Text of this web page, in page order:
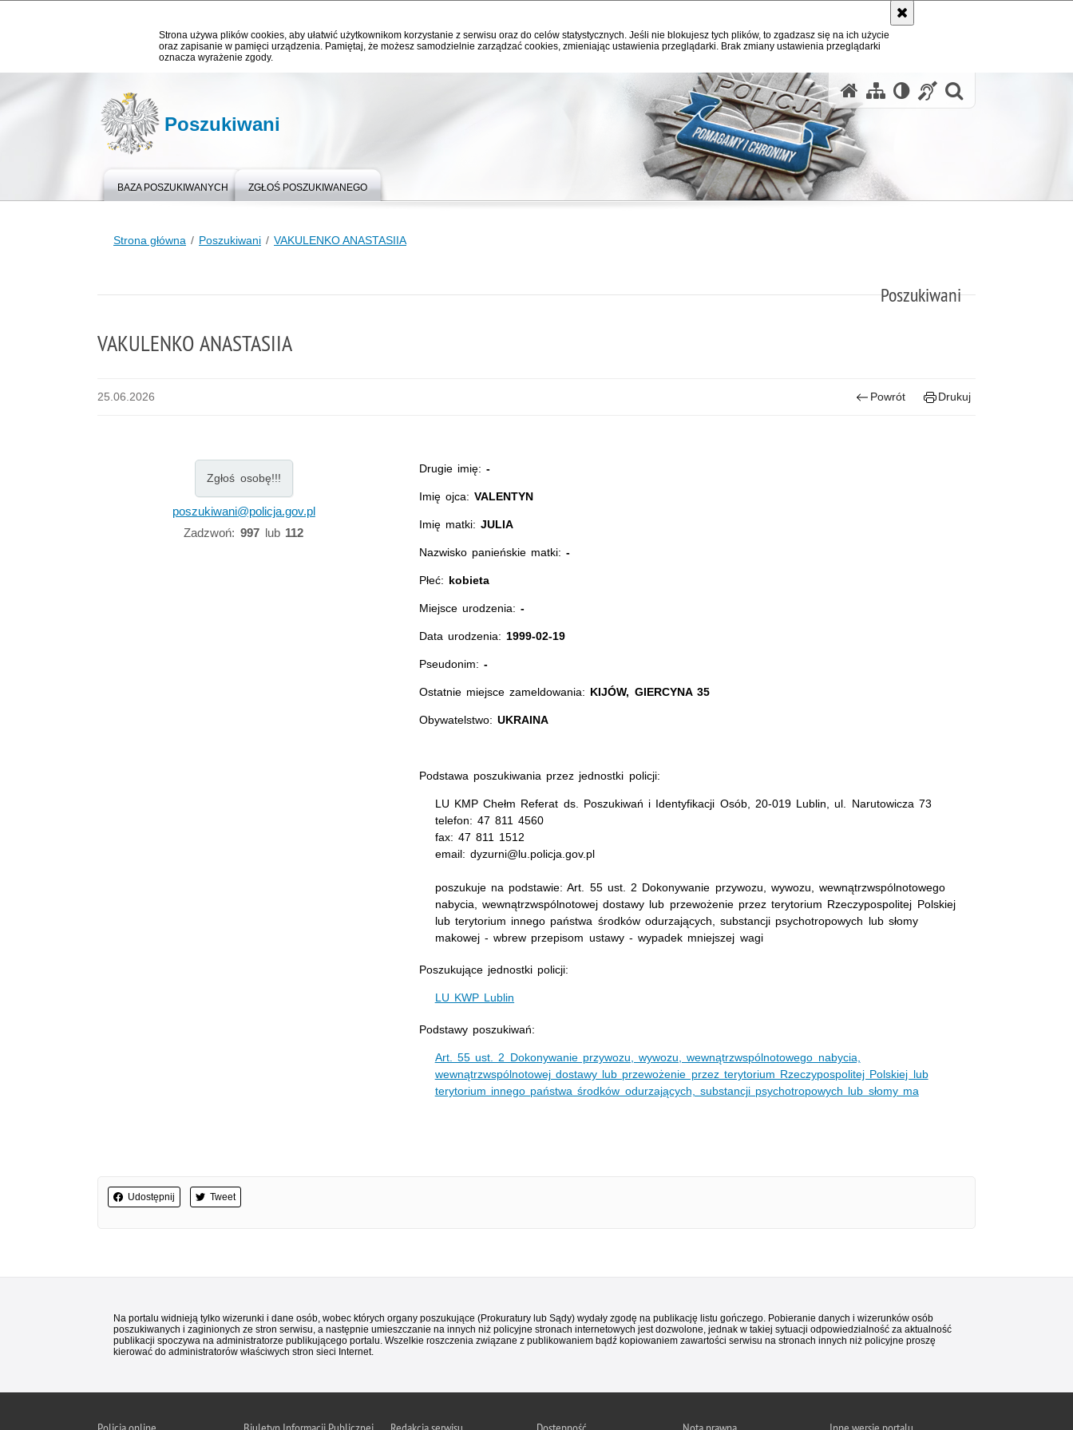
Strona używa plików cookies, aby ułatwić użytkownikom korzystanie z serwisu oraz do celów statystycznych. Jeśli nie blokujesz tych plików, to zgadzasz się na ich użycie
oraz zapisanie w pamięci urządzenia. Pamiętaj, że możesz samodzielnie zarządzać cookies, zmieniając ustawienia przeglądarki. Brak zmiany ustawienia przeglądarki
oznacza wyrażenie zgody.
Poszukiwani
BAZA POSZUKIWANYCH ZGŁOŚ POSZUKIWANEGO
Strona główna Poszukiwani VAKULENKO ANASTASIIA
Poszukiwani
VAKULENKO ANASTASIIA
25.06.2026 Powrót Drukuj
Zgłoś osobę!!!
poszukiwani@policja.gov.pl
Zadzwoń: 997lub 112
Drugie imię:-
Imię ojca:VALENTYN
Imię matki:JULIA
Nazwisko panieńskie matki:-
Płeć: kobieta
Miejsce urodzenia:-
Data urodzenia: 1999-02-19
Pseudonim: -
Ostatnie miejsce zameldowania: KIJÓW, GIERCYNA 35
Obywatelstwo: UKRAINA
Podstawa poszukiwania przez jednostki policji:
LU KMP Chełm Referat ds. Poszukiwań i Identyfikacji Osób, 20-019 Lublin, ul. Narutowicza 73
telefon: 47 811 4560
fax: 47 811 1512
email: dyzurni@lu.policja.gov.pl
poszukuje na podstawie: Art. 55 ust. 2 Dokonywanie przywozu, wywozu, wewnątrzwspólnotowego
nabycia, wewnątrzwspólnotowej dostawy lub przewożenie przez terytorium Rzeczypospolitej Polskiej
lub terytorium innego państwa środków odurzających, substancji psychotropowych lub słomy
makowej - wbrew przepisom ustawy - wypadek mniejszej wagi
Poszukujące jednostki policji:
LU KWP Lublin
Podstawy poszukiwań:
Art. 55 ust. 2 Dokonywanie przywozu, wywozu, wewnątrzwspólnotowego nabycia,
wewnątrzwspólnotowej dostawy lub przewożenie przez terytorium Rzeczypospolitej Polskiej lub
terytorium innego państwa środków odurzających, substancji psychotropowych lub słomy ma
Udostępnij Tweet
Na portalu widnieją tylko wizerunki i dane osób, wobec których organy poszukujące (Prokuratury lub Sądy) wydały zgodę na publikację listu gończego. Pobieranie danych i wizerunków osób
poszukiwanych i zaginionych ze stron serwisu, a następnie umieszczanie na innych niż policyjne stronach internetowych jest dozwolone, jednak w takiej sytuacji odpowiedzialność za aktualność
publikacji spoczywa na administratorze publikującego portalu. Wszelkie roszczenia związane z publikowaniem bądź kopiowaniem zawartości serwisu na stronach innych niż policyjne proszę
kierować do administratorów właściwych stron sieci Internet.